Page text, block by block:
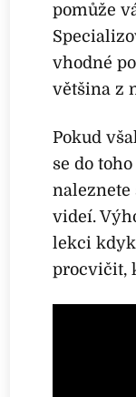
pomůže
vhodné
většina z
Pokud
se do
naleznete
videí.
lekci
procvičit,